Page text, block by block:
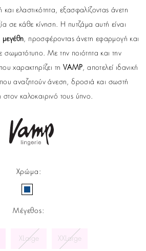
και ελαστικότητα, εξασφαλίζοντας άνετη
σε κάθε κίνηση. Η πυτζάμα αυτή είναι
μεγέθη , προσφέροντας άνετη εφαρμογή και
σωματότυπο. Με την ποιότητα και την
χαρακτηρίζει τη VAMP , αποτελεί ιδανική
που αναζητούν άνεση, δροσιά και σωστή
καλοκαιρινό τους ύπνο.
Χρώμα :
Μέγεθος:
XLarge XXLarge